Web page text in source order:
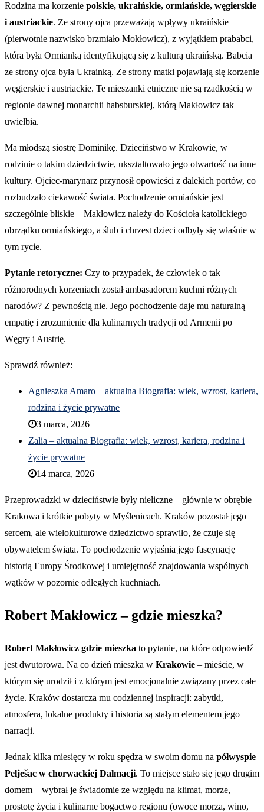
Rodzina ma korzenie polskie, ukraińskie, ormiańskie, węgierskie
i austriackie. Ze strony ojca przeważają wpływy ukraińskie
(pierwotnie nazwisko brzmiało Mokłowicz), z wyjątkiem prababci,
która była Ormianką identyfikującą się z kulturą ukraińską. Babcia
ze strony ojca była Ukrainką. Ze strony matki pojawiają się korzenie
węgierskie i austriackie. Te mieszanki etniczne nie są rzadkością w
regionie dawnej monarchii habsburskiej, którą Makłowicz tak
uwielbia.
Ma młodszą siostrę Dominikę. Dzieciństwo w Krakowie, w
rodzinie o takim dziedzictwie, ukształtowało jego otwartość na inne
kultury. Ojciec-marynarz przynosił opowieści z dalekich portów, co
rozbudzało ciekawość świata. Pochodzenie ormiańskie jest
szczególnie bliskie – Makłowicz należy do Kościoła katolickiego
obrządku ormiańskiego, a ślub i chrzest dzieci odbyły się właśnie w
tym rycie.
Pytanie retoryczne: Czy to przypadek, że człowiek o tak
różnorodnych korzeniach został ambasadorem kuchni różnych
narodów? Z pewnością nie. Jego pochodzenie daje mu naturalną
empatię i zrozumienie dla kulinarnych tradycji od Armenii po
Węgry i Austrię.
Sprawdź również:
Agnieszka Amaro – aktualna Biografia: wiek, wzrost, kariera,
rodzina i życie prywatne
3 marca, 2026
Zalia – aktualna Biografia: wiek, wzrost, kariera, rodzina i
życie prywatne
14 marca, 2026
Przeprowadzki w dzieciństwie były nieliczne – głównie w obrębie
Krakowa i krótkie pobyty w Myślenicach. Kraków pozostał jego
sercem, ale wielokulturowe dziedzictwo sprawiło, że czuje się
obywatelem świata. To pochodzenie wyjaśnia jego fascynację
historią Europy Środkowej i umiejętność znajdowania wspólnych
wątków w pozornie odległych kuchniach.
Robert Makłowicz – gdzie mieszka?
Robert Makłowicz gdzie mieszka to pytanie, na które odpowiedź
jest dwutorowa. Na co dzień mieszka w Krakowie – mieście, w
którym się urodził i z którym jest emocjonalnie związany przez całe
życie. Kraków dostarcza mu codziennej inspiracji: zabytki,
atmosfera, lokalne produkty i historia są stałym elementem jego
narracji.
Jednak kilka miesięcy w roku spędza w swoim domu na półwyspie
Pelješac w chorwackiej Dalmacji. To miejsce stało się jego drugim
domem – wybrał je świadomie ze względu na klimat, morze,
prostotę życia i kulinarne bogactwo regionu (owoce morza, wino,